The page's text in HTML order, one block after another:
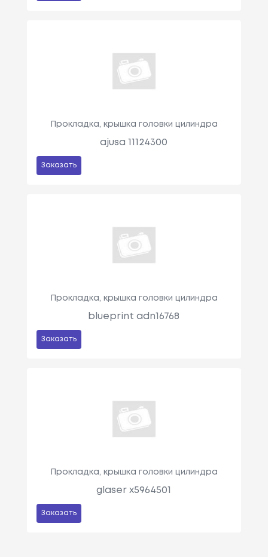
Прокладка, крышка головки цилиндра
ajusa 11124300
Заказать
Прокладка, крышка головки цилиндра
blueprint adn16768
Заказать
Прокладка, крышка головки цилиндра
glaser x5964501
Заказать